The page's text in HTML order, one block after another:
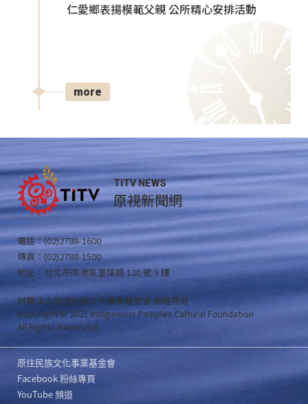
仁愛鄉表揚模範父親 公所精心安排活動
more
TITV NEWS
原視新聞網
電話：(02)2788-1600
傳真：(02)2788-1500
地址：台北市南港區重陽路 120 號 5 樓
財團法人原住民族文化事業基金會 版權所有
Copyright © 2021 Indigenous Peoples Cultural Foundation
All Rights Reserved .
原住民族文化事業基金會
Facebook 粉絲專頁
YouTube 頻道